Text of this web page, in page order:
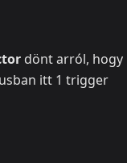
dönt arról, hogy
itt 1 trigger